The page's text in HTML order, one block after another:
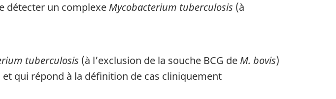
détecter un complexe Mycobacterium tuberculosis (à
tuberculosis (à l’exclusion de la souche BCG de M. bovis)
qui répond à la définition de cas cliniquement